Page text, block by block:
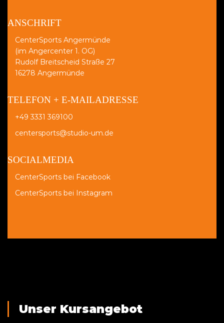
ANSCHRIFT
CenterSports Angermünde
(im Angercenter 1. OG)
Rudolf Breitscheid Straße 27
16278 Angermünde
TELEFON + E-MAILADRESSE
+49 3331 369100
centersports@studio-um.de
SOCIALMEDIA
CenterSports bei Facebook
CenterSports bei Instagram
Unser Kursangebot